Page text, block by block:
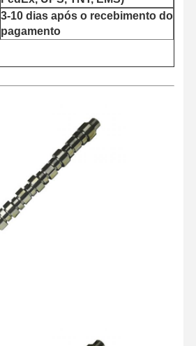
3-10 dias após o recebimento do
pagamento